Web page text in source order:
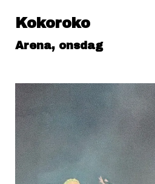
Kokoroko
Arena, onsdag